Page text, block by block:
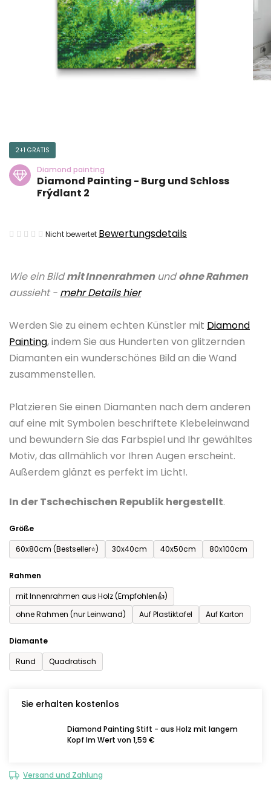
Wie ein Bildmit Innenrahmenundohne Rahmen
aussieht - mehr Details hier
Werden Sie zu einem echten Künstler mit Diamond
Painting, indem Sie aus Hunderten von glitzernden
Diamanten ein wunderschönes Bild an die Wand
zusammenstellen.
Platzieren Sie einen Diamanten nach dem anderen
auf eine mit Symbolen beschriftete Klebeleinwand
und bewundern Sie das Farbspiel und Ihr gewähltes
Motiv, das allmählich vor Ihren Augen erscheint.
Außerdem glänzt es perfekt im Licht!.
In der Tschechischen Republik hergestellt.
Größe
60x80cm (Bestseller⭐)
30x40cm 40x50cm 80x100cm
Rahmen
mit Innenrahmen aus Holz (Empfohlen👍)
ohne Rahmen (nur Leinwand)
Auf Plastiktafel Auf Karton
Diamante
Rund
Quadratisch
Sie erhalten kostenlos
Diamond Painting Stift - aus Holz mit langem
Kopf Im Wert von 1,59 €
Versand und Zahlung
2+1 GRATIS
Diamond painting
Diamond Painting - Burg und Schloss
Frýdlant 2
Die
ist
0,0
5
Sternen.
Nicht bewertet Bewertungsdetails